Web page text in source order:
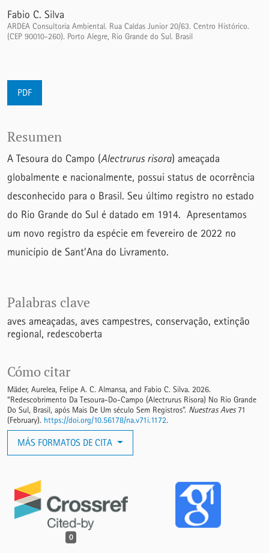
Fabio C. Silva
ARDEA Consultoria Ambiental. Rua Caldas Junior 20/63. Centro Histórico.
(CEP 90010-260). Porto Alegre, Rio Grande do Sul. Brasil
PDF
Palabras clave
aves ameaçadas aves campestres conservação extinção
regional redescoberta
Cómo citar
Mäder, Aurelea, Felipe A. C. Almansa, and Fabio C. Silva. 2026.
“Redescobrimento Da Tesoura-Do-Campo (Alectrurus Risora) No Rio Grande
Do Sul, Brasil, após Mais De Um século Sem Registros”. Nuestras Aves71
(February). https://doi.org/10.56178/na.v71i.1172.
MÁS FORMATOS DE CITA
0
Resumen
A Tesoura do Campo (Alectrurus risora) ameaçada
globalmente e nacionalmente, possui status de ocorrência
desconhecido para o Brasil. Seu último registro no estado
do Rio Grande do Sul é datado em 1914. Apresentamos
um novo registro da espécie em fevereiro de 2022 no
município de Sant’Ana do Livramento.